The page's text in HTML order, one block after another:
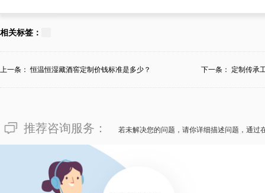
相关标签：
上一条：恒温恒湿藏酒窖定制价钱标准是多少？ 下一条： 定制传承
推荐咨询服务： 若未解决您的问题，请你详细描述问题，通过